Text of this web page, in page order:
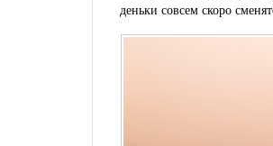
деньки совсем скоро